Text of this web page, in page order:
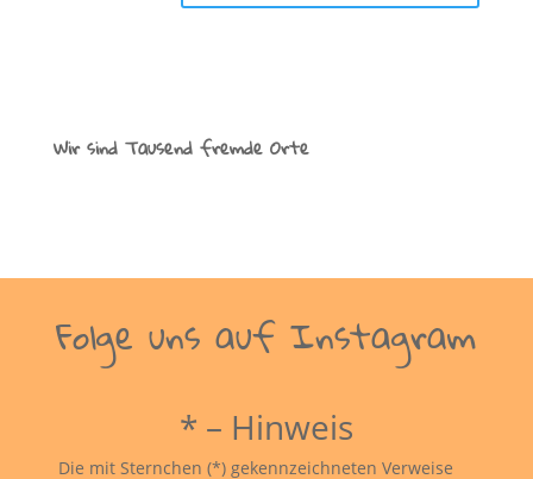
Wir sind Tausend fremde Orte
Folge uns auf Instagram
* – Hinweis
Die mit Sternchen (*) gekennzeichneten Verweise